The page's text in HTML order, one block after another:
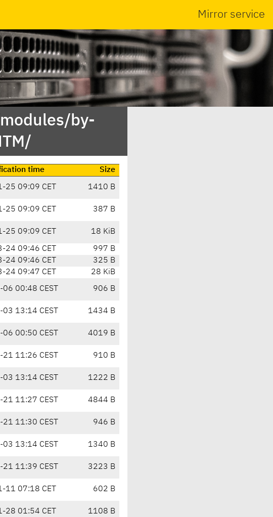
Mirror service
by-
time
Size
25 09:09 CET 1410 B
25 09:09 CET 387 B
25 09:09 CET 18 KiB
24 09:46 CET
997 B
24 09:46 CET
325 B
24 09:47 CET
28 KiB
00:48 CEST 906 B
13:14 CEST 1434 B
00:50 CEST 4019 B
11:26 CEST 910 B
13:14 CEST 1222 B
11:27 CEST 4844 B
11:30 CEST 946 B
13:14 CEST 1340 B
11:39 CEST 3223 B
11 07:18 CET 602 B
28 01:54 CET 1108 B